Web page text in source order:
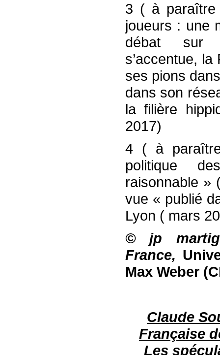
3 ( à paraître
joueurs : une
débat sur
s’accentue,
ses pions
dans son
la filière
2017)
4 ( à
politique
raisonnable »
vue « publié
Lyon ( mars
© jp
France,
Max Weber
Claude
Française
Les